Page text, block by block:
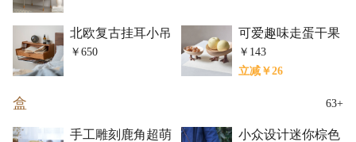
北欧复古挂耳小吊
柜
￥650
可爱趣味走蛋干果
零食糖果高脚盘
￥143
立减￥26
63+
盒
手工雕刻鹿角超萌
小众设计迷你棕色